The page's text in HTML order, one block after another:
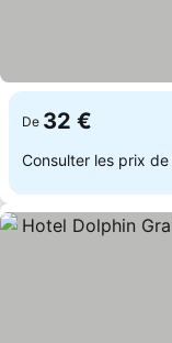
De 32 €
Consulter les prix de